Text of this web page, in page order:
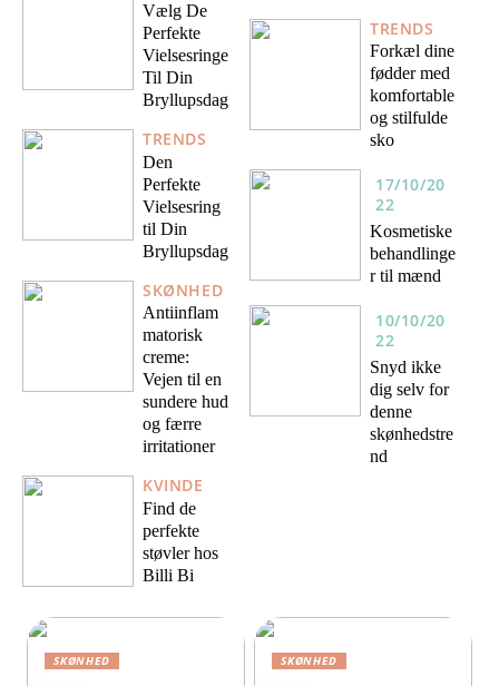
Vælg De
Perfekte
Vielsesringe
Til Din
Bryllupsdag
TRENDS
Den
Perfekte
Vielsesring
til Din
Bryllupsdag
SKØNHED
Antiinflam
matorisk
creme:
Vejen til en
sundere hud
og færre
irritationer
KVINDE
Find de
perfekte
støvler hos
Billi Bi
TRENDS
Forkæl dine
fødder med
komfortable
og stilfulde
sko
17/10/20
22
Kosmetiske
behandlinge
r til mænd
10/10/20
22
Snyd ikke
dig selv for
denne
skønhedstre
nd
SKØNHED SKØNHED